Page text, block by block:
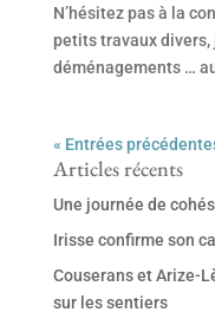
N’hésitez pas à la
petits travaux
déménagements …
« Entrées
Articles récents
Une journée de
Irisse confirme son
Couserans et Arize-
sur les sentiers